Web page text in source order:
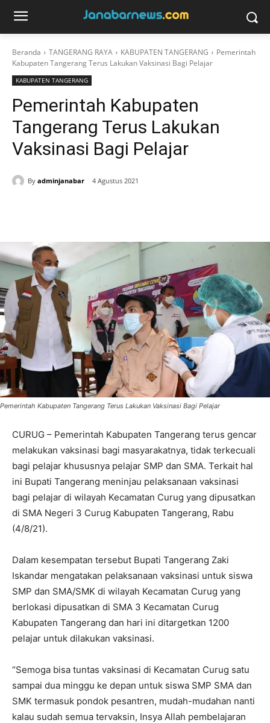
Beranda TANGERANG RAYA KABUPATEN TANGERANG
Pemerintah
Kabupaten Tangerang Terus Lakukan Vaksinasi Bagi Pelajar
KABUPATEN TANGERANG
Pemerintah Kabupaten
Tangerang Terus Lakukan
Vaksinasi Bagi Pelajar
By adminjanabar 4 Agustus 2021
Pemerintah Kabupaten Tangerang Terus Lakukan Vaksinasi Bagi Pelajar
CURUG – Pemerintah Kabupaten Tangerang terus gencar
melakukan vaksinasi bagi masyarakatnya, tidak terkecuali
bagi pelajar khususnya pelajar SMP dan SMA. Terkait hal
ini Bupati Tangerang meninjau pelaksanaan vaksinasi
bagi pelajar di wilayah Kecamatan Curug yang dipusatkan
di SMA Negeri 3 Curug Kabupaten Tangerang, Rabu
(4/8/21).
Dalam kesempatan tersebut Bupati Tangerang Zaki
Iskandar mengatakan pelaksanaan vaksinasi untuk siswa
SMP dan SMA/SMK di wilayah Kecamatan Curug yang
berlokasi dipusatkan di SMA 3 Kecamatan Curug
Kabupaten Tangerang dan hari ini ditargetkan 1200
pelajar untuk dilakukan vaksinasi.
“Semoga bisa tuntas vaksinasi di Kecamatan Curug satu
sampai dua minggu ke depan untuk siswa SMP SMA dan
SMK termasuk pondok pesantren, mudah-mudahan nanti
kalau sudah semua tervaksin, Insya Allah pembelajaran